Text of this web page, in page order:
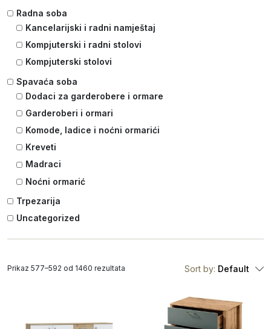
Radna soba
Kancelarijski i radni namještaj
Kompjuterski i radni stolovi
Kompjuterski stolovi
Spavaća soba
Dodaci za garderobere i ormare
Garderoberi i ormari
Komode, ladice i noćni ormarići
Kreveti
Madraci
Noćni ormarić
Trpezarija
Uncategorized
Sort by: Default
Prikaz 577–592 od 1460 rezultata